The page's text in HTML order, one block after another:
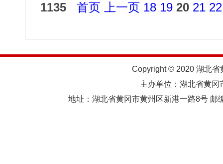
1135
首页 上一页 18 19 20 21 22
Copyright © 2020 湖北省
主办单位：湖北省黄
地址：湖北省黄冈市黄州区新港一路8号